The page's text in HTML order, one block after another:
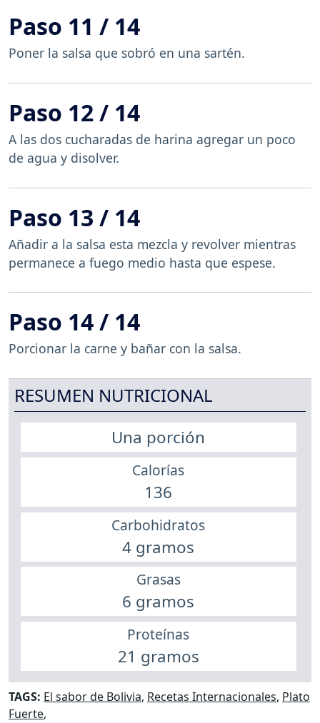
Paso 11 / 14
Poner la salsa que sobró en una sartén.
Paso 12 / 14
A las dos cucharadas de harina agregar un poco
de agua y disolver.
Paso 13 / 14
Añadir a la salsa esta mezcla y revolver mientras
permanece a fuego medio hasta que espese.
Paso 14 / 14
Porcionar la carne y bañar con la salsa.
RESUMEN NUTRICIONAL
Una porción
Calorías
136
Carbohidratos
4 gramos
Grasas
6 gramos
Proteínas
21 gramos
TAGS: El sabor de Bolivia, Recetas Internacionales, Plato
Fuerte,